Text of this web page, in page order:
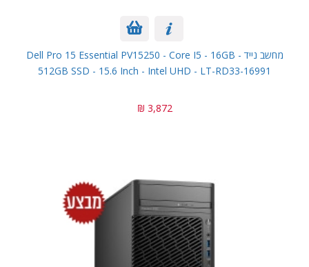
מחשב נייד Dell Pro 15 Essential PV15250 - Core I5 - 16GB -
512GB SSD - 15.6 Inch - Intel UHD - LT-RD33-16991
3,872 ₪